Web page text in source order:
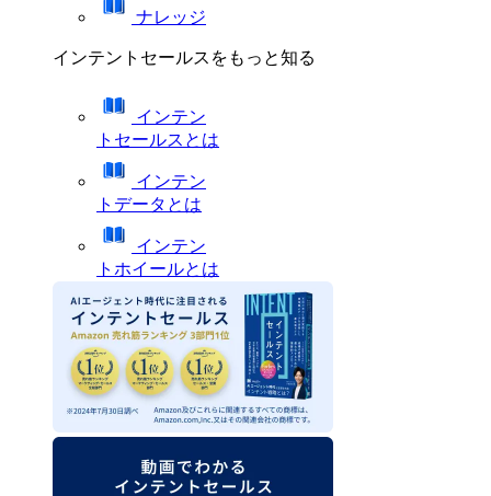
ナレッジ
インテントセールスをもっと知る
インテン
トセールスとは
インテン
トデータとは
インテン
トホイールとは